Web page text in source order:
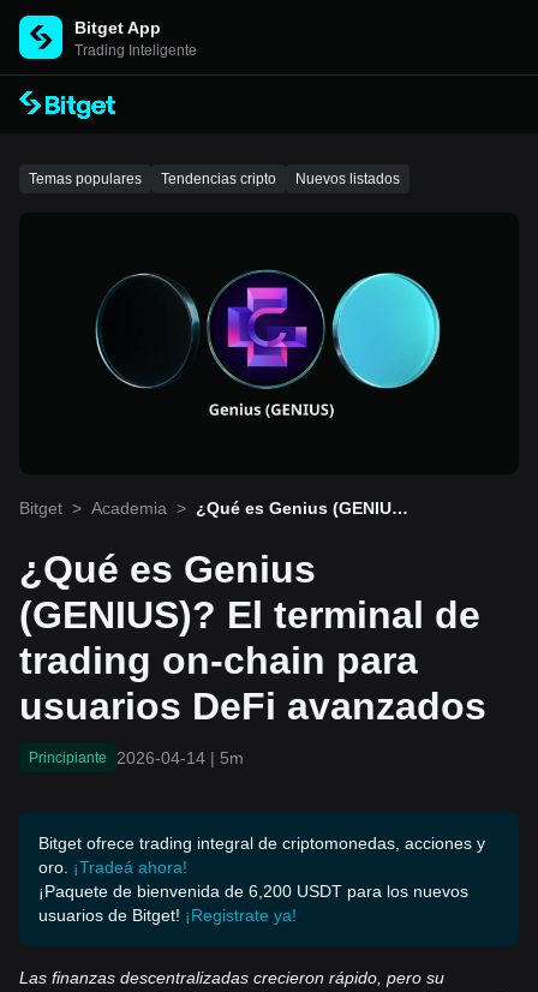
Bitget App
Trading Inteligente
Temas populares Tendencias cripto Nuevos listados
Bitget > Academia > ¿Qué es Genius (GENIU
eFi avanzados
¿Qué es Genius
(GENIUS)? El terminal de
trading on-chain para
usuarios DeFi avanzados
Principiante 2026-04-14 | 5m
Bitget ofrece trading integral de criptomonedas, acciones y
oro. ¡Tradeá ahora!
¡Paquete de bienvenida de 6,200 USDT para los nuevos
usuarios de Bitget! ¡Registrate ya!
Las finanzas descentralizadas crecieron rápido, pero su